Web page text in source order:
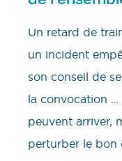
Un retard de
un incident
son conseil de
la convocation
peuvent arriver,
perturber le bon